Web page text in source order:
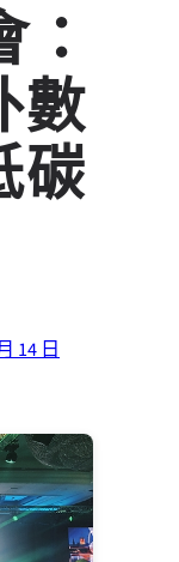
數
碳
14 日